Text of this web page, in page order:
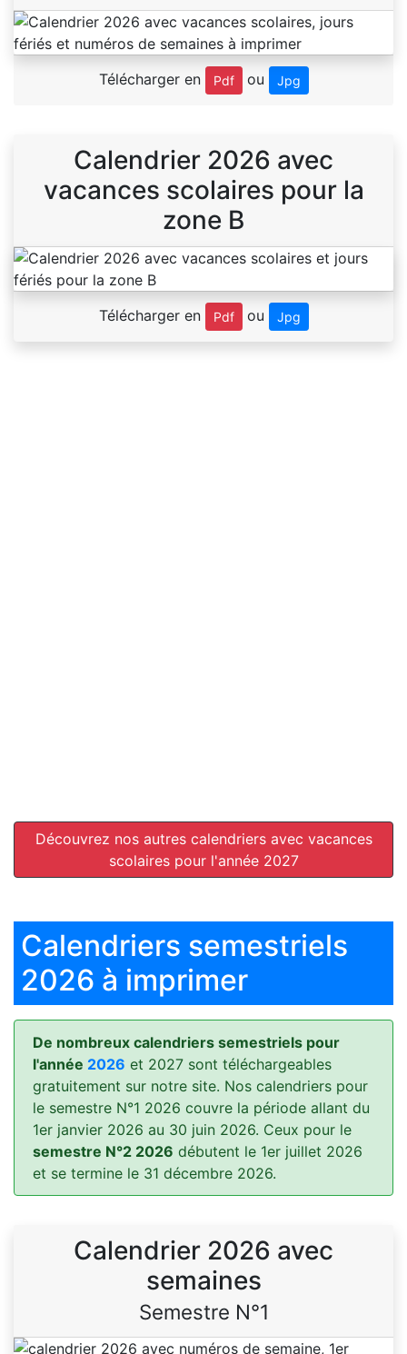
Télécharger en Pdf ou Jpg
Calendrier 2026 avec
vacances scolaires pour la
zone B
Télécharger en Pdf ou Jpg
Découvrez nos autres calendriers avec vacances
scolaires pour l'année 2027
Calendriers semestriels
2026 à imprimer
De nombreux calendriers semestriels pour
l'année 2026 et 2027 sont téléchargeables
gratuitement sur notre site. Nos calendriers pour
le semestre N°1 2026 couvre la période allant du
1er janvier 2026 au 30 juin 2026. Ceux pour le
semestre N°2 2026 débutent le 1er juillet 2026
et se termine le 31 décembre 2026.
Calendrier 2026 avec
semaines
Semestre N°1